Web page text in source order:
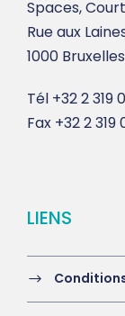
Spaces,
Rue aux
1000 Bruxelles
Tél +32 2 319
Fax +32 2 319
LIENS